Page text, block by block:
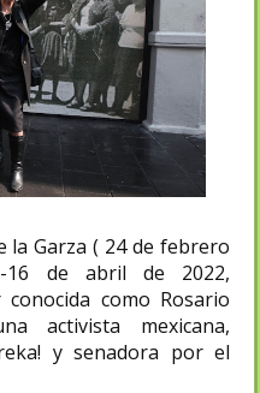
la Garza ( 24 de febrero
16 de abril de 2022,
como Rosario
activista mexicana,
y senadora por el